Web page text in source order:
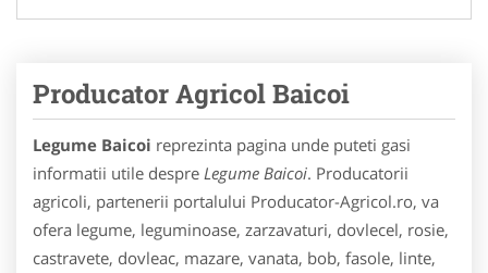
Producator Agricol Baicoi
Legume Baicoi reprezinta pagina unde puteti gasi
informatii utile despre Legume Baicoi. Producatorii
agricoli, partenerii portalului Producator-Agricol.ro, va
ofera legume, leguminoase, zarzavaturi, dovlecel, rosie,
castravete, dovleac, mazare, vanata, bob, fasole, linte,